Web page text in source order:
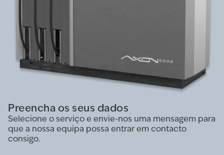
Preencha os seus dados
Selecione o serviço e envie-nos uma mensagem para
que a nossa equipa possa entrar em contacto
consigo.